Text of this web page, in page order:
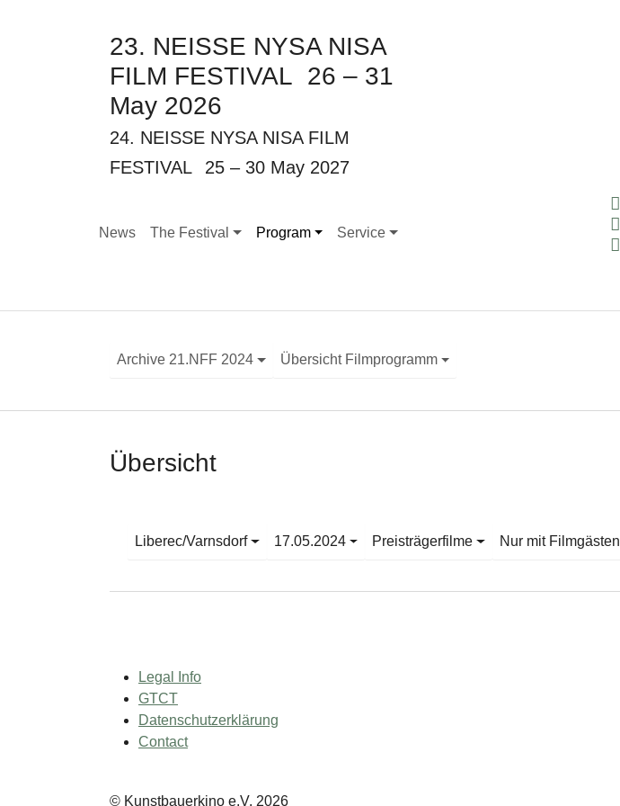
23. NEISSE NYSA NISA
FILM FESTIVAL 26 – 31
May 2026
24. NEISSE NYSA NISA FILM
FESTIVAL
25 – 30 May 2027
News The Festival
Submenu for "The Festival"
Program
Submenu for "Program"
Service
Submenu for "Service"
Archive 21.NFF 2024 Übersicht Filmprogramm
Übersicht
Liberec/Varnsdorf 17.05.2024 Preisträgerfilme Nur mit Filmgästen
Legal Info
GTCT
Datenschutzerklärung
Contact
© Kunstbauerkino e.V. 2026